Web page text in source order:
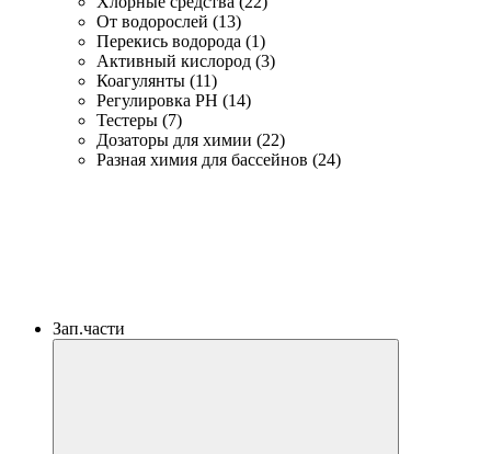
От водорослей (13)
Перекись водорода (1)
Активный кислород (3)
Коагулянты (11)
Регулировка PH (14)
Тестеры (7)
Дозаторы для химии (22)
Разная химия для бассейнов (24)
Зап.части